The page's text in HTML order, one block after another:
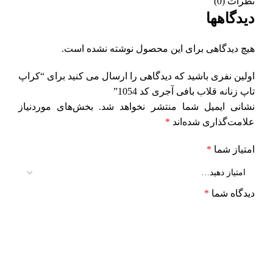
دیدگاهها
هیچ دیدگاهی برای این محصول نوشته نشده است.
اولین نفری باشید که دیدگاهی را ارسال می کنید برای “کراپ
تاپ زنانه قلاب‌ بافی آجری کد 1054”
نشانی ایمیل شما منتشر نخواهد شد.
بخش‌های موردنیاز
علامت‌گذاری شده‌اند *
امتیاز شما *
دیدگاه شما *